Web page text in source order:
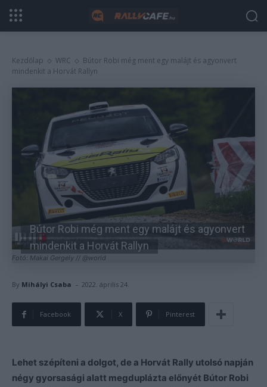
Kezdőlap WRC
Bútor Robi még ment egy malájt és agyonvert
mindenkit a Horvát Rallyn
Fotó: Makai Gergely // @world
Bútor Robi még ment egy malájt és agyonvert
mindenkit a Horvát Rallyn
By Mihályi Csaba - 2022. április 24.
Facebook X Pinterest
Lehet szépíteni a dolgot, de a Horvát Rally utolsó napján
négy gyorsasági alatt megduplázta előnyét Bútor Robi